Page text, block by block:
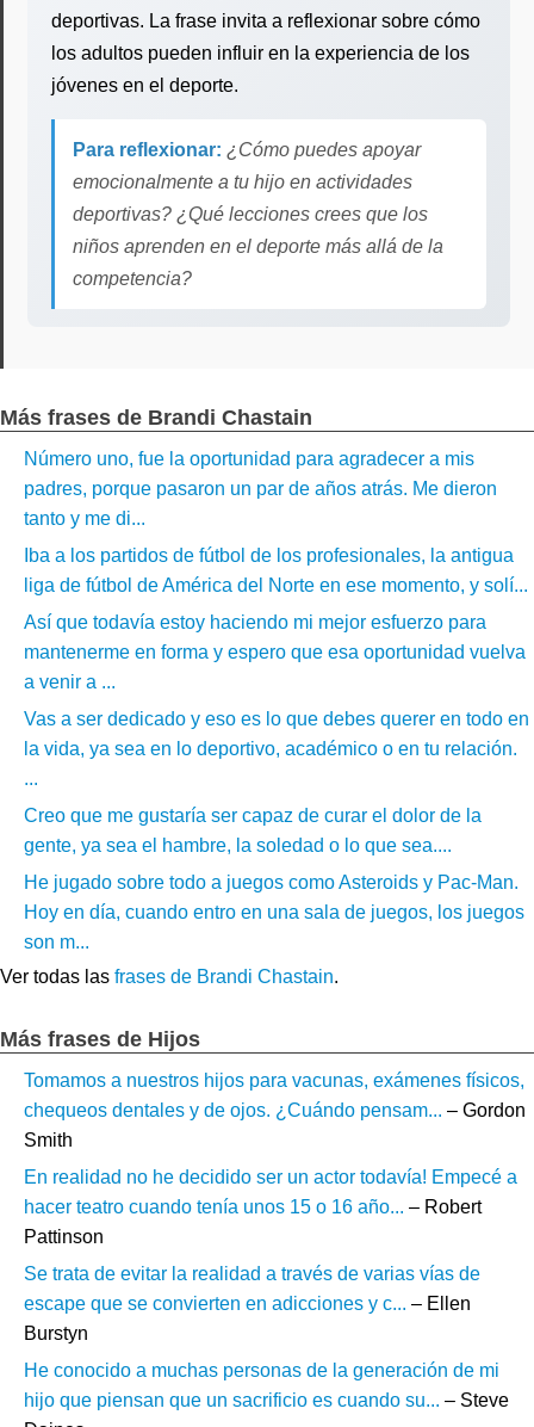
deportivas. La frase invita a reflexionar sobre cómo
los adultos pueden influir en la experiencia de los
jóvenes en el deporte.
Para reflexionar: ¿Cómo puedes apoyar
emocionalmente a tu hijo en actividades
deportivas? ¿Qué lecciones crees que los
niños aprenden en el deporte más allá de la
competencia?
Más frases de Brandi Chastain
Número uno, fue la oportunidad para agradecer a mis
padres, porque pasaron un par de años atrás. Me dieron
tanto y me di...
Iba a los partidos de fútbol de los profesionales, la antigua
liga de fútbol de América del Norte en ese momento, y solí...
Así que todavía estoy haciendo mi mejor esfuerzo para
mantenerme en forma y espero que esa oportunidad vuelva
a venir a ...
Vas a ser dedicado y eso es lo que debes querer en todo en
la vida, ya sea en lo deportivo, académico o en tu relación.
...
Creo que me gustaría ser capaz de curar el dolor de la
gente, ya sea el hambre, la soledad o lo que sea....
He jugado sobre todo a juegos como Asteroids y Pac-Man.
Hoy en día, cuando entro en una sala de juegos, los juegos
son m...
Ver todas las frases de Brandi Chastain.
Más frases de Hijos
Tomamos a nuestros hijos para vacunas, exámenes físicos,
chequeos dentales y de ojos. ¿Cuándo pensam... – Gordon
Smith
En realidad no he decidido ser un actor todavía! Empecé a
hacer teatro cuando tenía unos 15 o 16 año... – Robert
Pattinson
Se trata de evitar la realidad a través de varias vías de
escape que se convierten en adicciones y c... – Ellen
Burstyn
He conocido a muchas personas de la generación de mi
hijo que piensan que un sacrificio es cuando su... – Steve